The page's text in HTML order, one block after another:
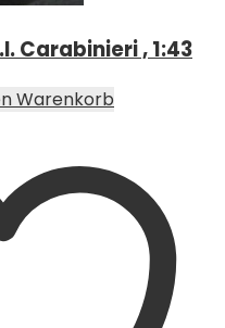
Carabinieri , 1:43
Warenkorb